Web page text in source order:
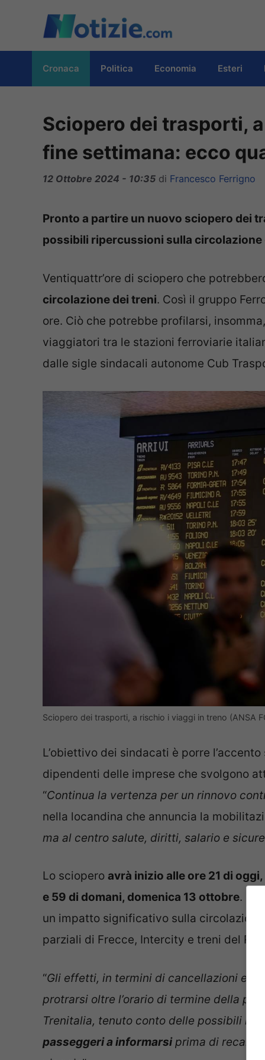
contenuto
Cronaca Politica Economia Esteri
Sciopero dei trasporti,
fine settimana: ecco
12 Ottobre 2024 - 10:35 di Francesco Ferrigno
Pronto a partire un nuovo sciopero dei
possibili ripercussioni sulla circolazione
Ventiquattr’ore di sciopero che
circolazione dei treni. Così il gruppo
ore. Ciò che potrebbe profilarsi,
viaggiatori tra le stazioni ferroviarie
dalle sigle sindacali autonome Cub
Sciopero dei trasporti, a rischio i viaggi in treno (ANSA
L’obiettivo dei sindacati è porre
dipendenti delle imprese che svolgono
“Continua la vertenza per un rinnovo
nella locandina che annuncia la
ma al centro salute, diritti, salario e
Lo sciopero avrà inizio alle ore 21 di
e 59 di domani, domenica 13 ottobre.
un impatto significativo sulla
parziali di Frecce, Intercity e treni del
“Gli effetti, in termini di cancellazioni e
protrarsi oltre l’orario di termine della
Trenitalia, tenuto conto delle possibili
passeggeri a informarsiprima di recarsi